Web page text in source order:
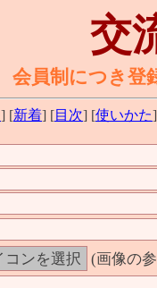
交
会員制につき登
] [新着] [目次] [使いかた
(画像の